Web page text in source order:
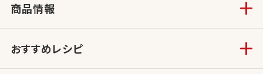
商品情報
おすすめレシピ